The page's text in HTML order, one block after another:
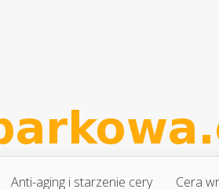
Anti-aging i starzenie cery Cera